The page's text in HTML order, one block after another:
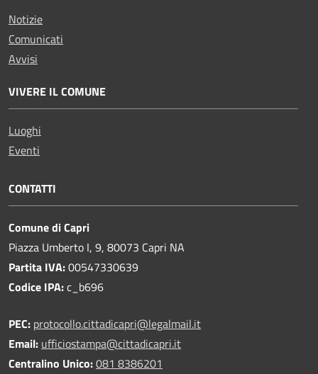
Notizie
Comunicati
Avvisi
VIVERE IL COMUNE
Luoghi
Eventi
CONTATTI
Comune di Capri
Piazza Umberto I, 9, 80073 Capri NA
Partita IVA:00547330639
Codice IPA:c_b696
PEC: protocollo.cittadicapri@legalmail.it
Email: ufficiostampa@cittadicapri.it
Centralino Unico:081 8386201